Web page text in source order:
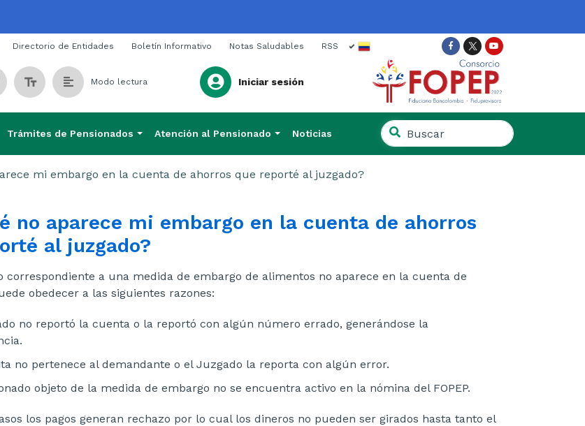
Directorio de Entidades Boletín Informativo Notas Saludables RSS
Spanish Facebook
TwitterYoutube
Modo lectura Iniciar sesión
Trámites de Pensionados Atención al Pensionado Noticias
Buscar
en
Buscar
mi embargo en la cuenta de ahorros que reporté al juzgado?
no aparece mi embargo en la cuenta de ahorros
al juzgado?
correspondiente a una medida de embargo de alimentos no aparece en la cuenta de
obedecer a las siguientes razones:
no reportó la cuenta o la reportó con algún número errado, generándose la
no pertenece al demandante o el Juzgado la reporta con algún error.
objeto de la medida de embargo no se encuentra activo en la nómina del FOPEP.
los pagos generan rechazo por lo cual los dineros no pueden ser girados hasta tanto el